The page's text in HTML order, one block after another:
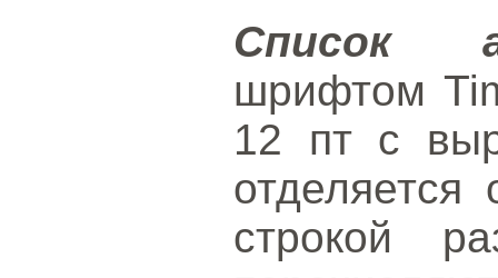
Список
шрифтом
12 пт с
отделяется
строкой